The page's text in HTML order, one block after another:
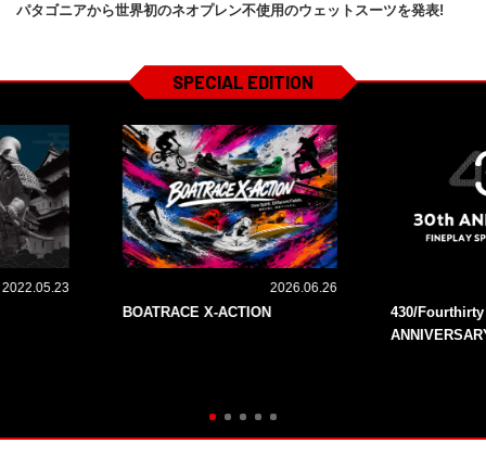
パタゴニアから世界初のネオプレン不使用のウェットスーツを発表!
SPECIAL EDITION
2022.05.23 2026.06.26
BOATRACE X-ACTION
430/